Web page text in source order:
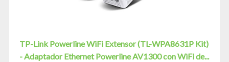
TP-Link Powerline WiFi Extensor (TL-WPA8631P Kit)
- Adaptador Ethernet Powerline AV1300 con WiFi de...